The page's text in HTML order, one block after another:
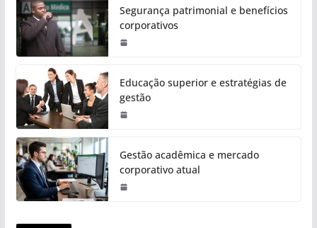
Segurança patrimonial e benefícios
corporativos
Educação superior e estratégias de
gestão
Gestão acadêmica e mercado
corporativo atual